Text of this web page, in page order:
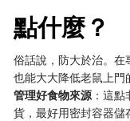
點什麼？
俗話說，防大於治。
也能大大降低老鼠上門
管理好食物來源：這點
貨，最好用密封容器儲